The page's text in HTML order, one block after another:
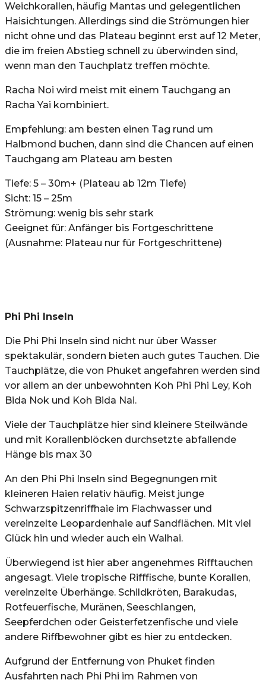
Weichkorallen, häufig Mantas und gelegentlichen
Haisichtungen. Allerdings sind die Strömungen hier
nicht ohne und das Plateau beginnt erst auf 12 Meter,
die im freien Abstieg schnell zu überwinden sind,
wenn man den Tauchplatz treffen möchte.
Racha Noi wird meist mit einem Tauchgang an
Racha Yai kombiniert.
Empfehlung: am besten einen Tag rund um
Halbmond buchen, dann sind die Chancen auf einen
Tauchgang am Plateau am besten
Tiefe: 5 – 30m+ (Plateau ab 12m Tiefe)
Sicht: 15 – 25m
Strömung: wenig bis sehr stark
Geeignet für: Anfänger bis Fortgeschrittene
(Ausnahme: Plateau nur für Fortgeschrittene)
Phi Phi Inseln
Die Phi Phi Inseln sind nicht nur über Wasser
spektakulär, sondern bieten auch gutes Tauchen. Die
Tauchplätze, die von Phuket angefahren werden sind
vor allem an der unbewohnten Koh Phi Phi Ley, Koh
Bida Nok und Koh Bida Nai.
Viele der Tauchplätze hier sind kleinere Steilwände
und mit Korallenblöcken durchsetzte abfallende
Hänge bis max 30
An den Phi Phi Inseln sind Begegnungen mit
kleineren Haien relativ häufig. Meist junge
Schwarzspitzenriffhaie im Flachwasser und
vereinzelte Leopardenhaie auf Sandflächen. Mit viel
Glück hin und wieder auch ein Walhai.
Überwiegend ist hier aber angenehmes Rifftauchen
angesagt. Viele tropische Rifffische, bunte Korallen,
vereinzelte Überhänge. Schildkröten, Barakudas,
Rotfeuerfische, Muränen, Seeschlangen,
Seepferdchen oder Geisterfetzenfische und viele
andere Riffbewohner gibt es hier zu entdecken.
Aufgrund der Entfernung von Phuket finden
Ausfahrten nach Phi Phi im Rahmen von